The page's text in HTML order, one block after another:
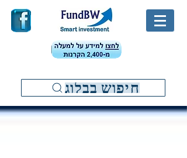
חיפוש בבלוג